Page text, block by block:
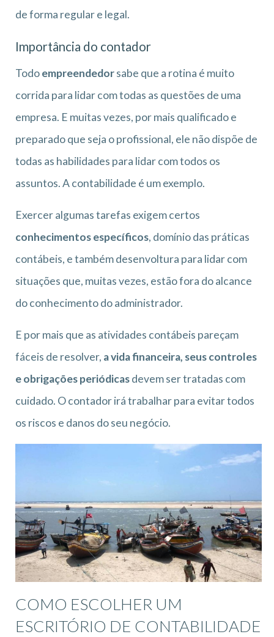
de forma regular e legal.
Importância do contador
Todoempreendedorsabe que a rotina é muito
corrida para lidar com todas as questões de uma
empresa. E muitas vezes, por mais qualificado e
preparado que seja o profissional, ele não dispõe de
todas as habilidades para lidar com todos os
assuntos. A contabilidade é um exemplo.
Exercer algumas tarefas exigem certos
conhecimentos específicos, domínio das práticas
contábeis, e também desenvoltura para lidar com
situações que, muitas vezes, estão fora do alcance
do conhecimento do administrador.
E por mais que as atividades contábeis pareçam
fáceis de resolver, a vida financeira, seus controles
e obrigações periódicasdevem ser tratadas com
cuidado. O contador irá trabalhar para evitar todos
os riscos e danos do seu negócio.
COMO ESCOLHER UM
ESCRITÓRIO DE CONTABILIDADE